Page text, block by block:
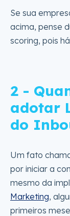
Se sua
acima, pense
scoring, pois
2 -
adotar
do
Um fato
por iniciar a
mesmo da
Marketing,
primeiros